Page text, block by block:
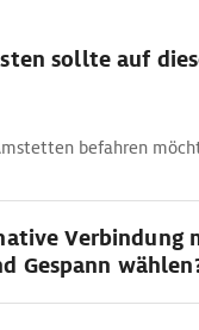
sollte auf
befahren
Verbindung
Gespann